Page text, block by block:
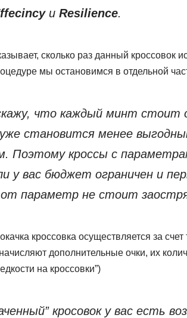
и Resilience.
сколько раз данный кроссовок
мы остановимся в отдельной
что каждый минт стоит
уже становится менее
Поэтому кроссы с
у вас бюджет ограничен и
параметр не стоит
кроссовка осуществляется за
дополнительные очки, их
на кроссовки”)
кросовок у вас есть